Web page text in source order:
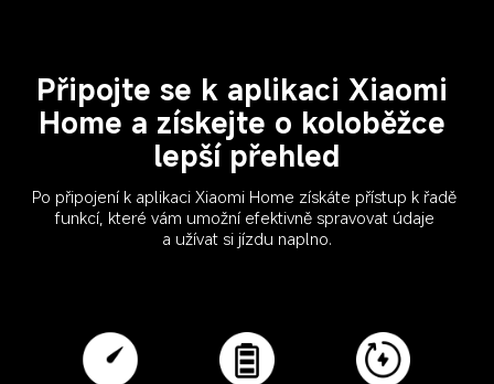
Připojte se k aplikaci Xiaomi
Home a získejte o koloběžce
lepší přehled
Po připojení k aplikaci Xiaomi Home získáte přístup k řadě
funkcí, které vám umožní efektivně spravovat údaje
a užívat si jízdu naplno.